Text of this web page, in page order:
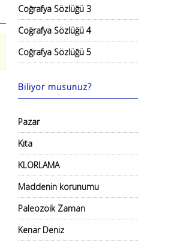
Coğrafya Sözlüğü 3
Coğrafya Sözlüğü 4
Coğrafya Sözlüğü 5
Biliyor musunuz?
Pazar
Kıta
KLORLAMA
Maddenin korunumu
Paleozoik Zaman
Kenar Deniz